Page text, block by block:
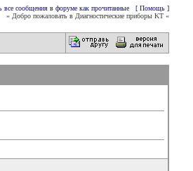
все сообщения в форуме как прочитанные
[ Помощь ]
» Добро пожаловать в Диагностические приборы KT «